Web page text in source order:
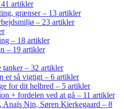
artikler
grænser – 13 artikler
– 23 artikler
– 18 artikler
– 19 artikler
tanker – 32 artikler
er så vigtigt – 6 artikler
for dit helbred – 5 artikler
+ fordelen ved at gå – 11 artikler
Anaïs Nin, Søren Kierkegaard – 8